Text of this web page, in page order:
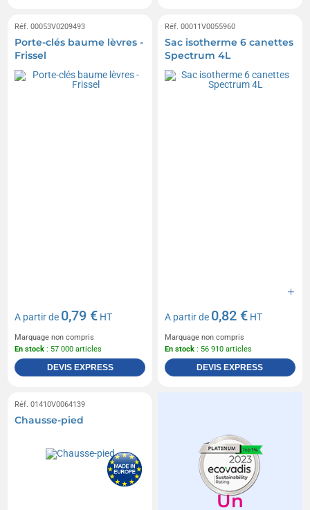
Réf. 00053V0209493
Porte-clés baume lèvres -
Frissel
A partir de 0,79 € HT
Marquage non compris
En stock : 57 000 articles
DEVIS EXPRESS
Réf. 00011V0055960
Sac isotherme 6 canettes
Spectrum 4L
A partir de 0,82 € HT
Marquage non compris
En stock : 56 910 articles
DEVIS EXPRESS
Réf. 01410V0064139
Chausse-pied
Un